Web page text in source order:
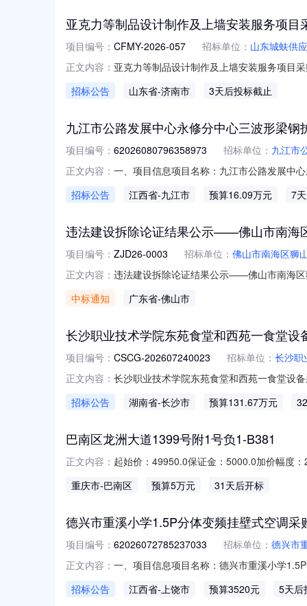
亚克力等制品设计制作及上墙安装服务项目
项目编号： CFMY-2026-057 招标单位： 山东城蚨供
正文内容： 亚克力等制品设计制作及上墙安装服务项目
号：CFMY-2026-057三、采购需求内容：
招标公告 山东省-济南市 3天后投标截止
九江市公路发展中心永修分中心三波形梁
项目编号： 62026080796358973 招标单位： 九江市
正文内容： 一、项目信息项目名称：九江市公路发展中
要求购买数量控制金额(元)建议品牌三波形
招标公告 江西省-九江市 预算16.09万元 7
违法建设拆除论证结果公示——佛山市南海
项目编号： ZJD26-0003 招标单位： 佛山市南海区狮
正文内容： 违法建设拆除论证结果公示——佛山市南海区
房屋拆除可行性分析》(报告编号:ZJD26-
中标通知 广东省-佛山市
长沙职业技术学院东苑食堂和西苑一食堂
项目编号： CSCG-202607240023 招标单位： 长沙职
正文内容： 长沙职业技术学院东苑食堂和西苑一食堂设
情况：项目编号：CSCG-202607240023
招标公告 湖南省-长沙市 预算131.67万元
巴南区龙洲大道1399号附1号负1-B381
正文内容： 起始价：49950.0保证金：5000.0加价幅度
的，可以不通知。无法通知的，应当在网络
重庆市-巴南区 预算5万元 31天后开标
德兴市重溪小学1.5P分体变频挂壁式空调采
项目编号： 62026072785237033 招标单位： 德兴市
正文内容： 一、项目信息项目名称：德兴市重溪小学
品类目:空调;次要参数要求:颜色分类:极地
招标公告 江西省-上饶市 预算3520元 5天后